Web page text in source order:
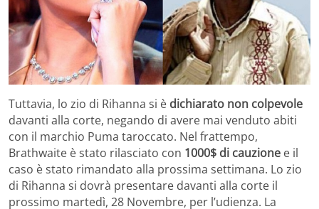
Tuttavia, lo zio di Rihanna si è dichiarato non colpevole
davanti alla corte, negando di avere mai venduto abiti
con il marchio Puma taroccato. Nel frattempo,
Brathwaite è stato rilasciato con 1000$ di cauzione e il
caso è stato rimandato alla prossima settimana. Lo zio
di Rihanna si dovrà presentare davanti alla corte il
prossimo martedì, 28 Novembre, per l’udienza. La